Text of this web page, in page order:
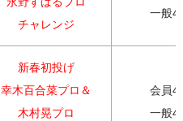
チャレンジ
一般
新春初投げ
幸木百合菜プロ＆
木村晃プロ
会員
一般